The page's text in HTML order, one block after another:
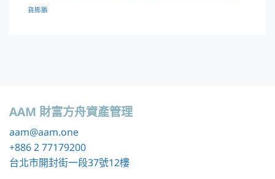
貨膨脹
AAM 財富方舟資產管理
aam@aam.one
+886 2 77179200
台北市開封街一段37號12樓